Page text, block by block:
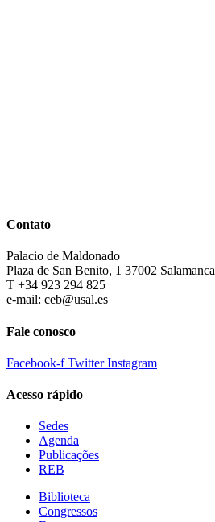
Contato
Palacio de Maldonado
Plaza de San Benito, 1 37002 Salamanca
T +34 923 294 825
e-mail: ceb@usal.es
Fale conosco
Facebook-f Twitter Instagram
Acesso rápido
Sedes
Agenda
Publicações
REB
Biblioteca
Congressos